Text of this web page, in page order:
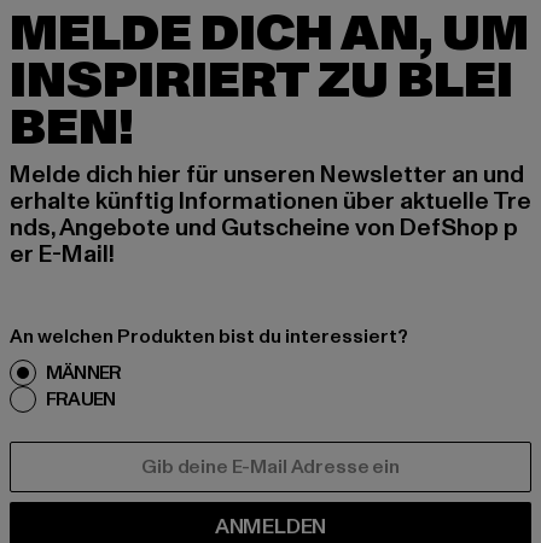
MELDE DICH AN, UM
INSPIRIERT ZU BLEI
BEN!
Melde dich hier für unseren Newsletter an und
erhalte künftig Informationen über aktuelle Tre
nds, Angebote und Gutscheine von DefShop p
er E-Mail!
An welchen Produkten bist du interessiert?
MÄNNER
FRAUEN
ANMELDEN